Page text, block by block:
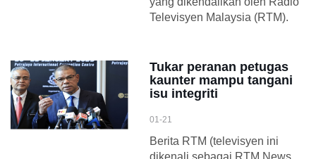
Televisyen Malaysia (RTM).
Tukar peranan petugas
kaunter mampu tangani
isu integriti
01-21
Berita RTM (televisyen ini
dikenali sebagai RTM News